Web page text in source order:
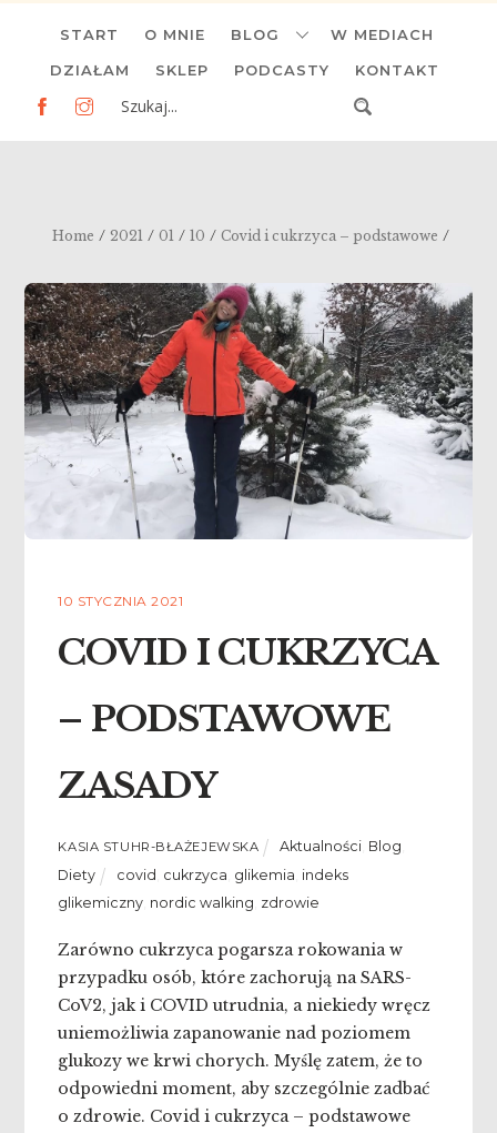
content
START O MNIE BLOG W MEDIACH
DZIAŁAM SKLEP PODCASTY KONTAKT
Home / 2021 / 01 / 10 / Covid i cukrzyca – podstawowe /
10 STYCZNIA 2021
COVID I CUKRZYCA
– PODSTAWOWE
ZASADY
KASIA STUHR-BŁAŻEJEWSKA Aktualności Blog
Diety
covid cukrzyca glikemia indeks
glikemiczny nordic walking zdrowie
Zarówno cukrzyca pogarsza rokowania w
przypadku osób, które zachorują na SARS-
CoV2, jak i COVID utrudnia, a niekiedy wręcz
uniemożliwia zapanowanie nad poziomem
glukozy we krwi chorych. Myślę zatem, że to
odpowiedni moment, aby szczególnie zadbać
o zdrowie. Covid i cukrzyca – podstawowe